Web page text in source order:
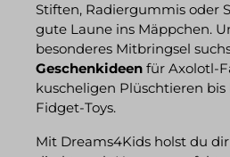
Stiften, Radiergummis oder
gute Laune ins Mäppchen.
besonderes Mitbringsel
Geschenkideen für Axolotl-
kuscheligen Plüschtieren
Fidget-Toys.
Mit Dreams4Kids holst du